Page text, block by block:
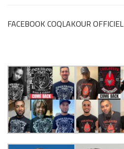
FACEBOOK COQLAKOUR OFFICIEL